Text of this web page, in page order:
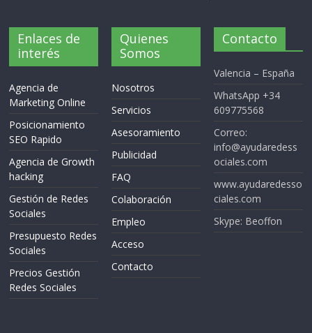
Enlaces de
interés
Agencia de
Marketing Online
Posicionamiento
SEO Rapido
Agencia de Growth
hacking
Gestión de Redes
Sociales
Presupuesto Redes
Sociales
Precios Gestión
Redes Sociales
Quienes
Somos
Nosotros
Servicios
Asesoramiento
Publicidad
FAQ
Colaboración
Empleo
Acceso
Contacto
Contacto
Valencia – España
WhatsApp +34
609775568
Correo:
info@ayudaredess
ociales.com
www.ayudaredesso
ciales.com
Skype: Beoffon